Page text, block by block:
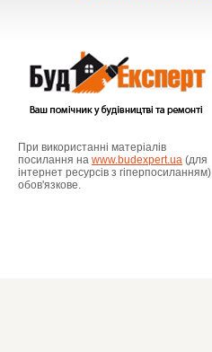
При використанні матеріалів
посилання на www.budexpert.ua (для
інтернет ресурсів з гіперпосиланням)
обов'язкове.